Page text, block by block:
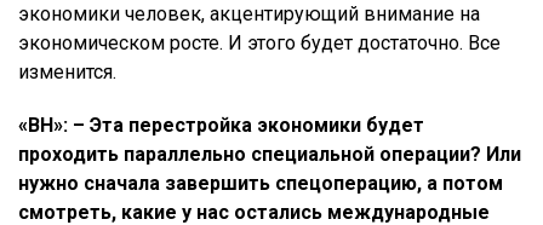
экономики человек, акцентирующий внимание на
экономическом росте. И этого будет достаточно. Все
изменится.
«ВН»: – Эта перестройка экономики будет
проходить параллельно специальной операции? Или
нужно сначала завершить спецоперацию, а потом
смотреть, какие у нас остались международные